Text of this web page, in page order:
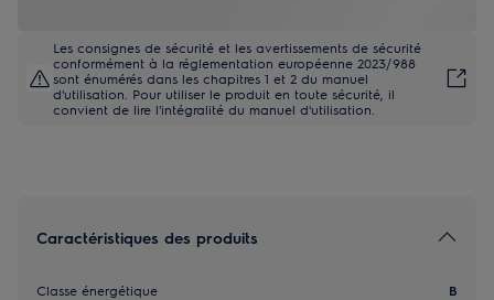
Les consignes de sécurité et les avertissements de sécurité
conformément à la réglementation européenne 2023/988
sont énumérés dans les chapitres 1 et 2 du manuel
d'utilisation. Pour utiliser le produit en toute sécurité, il
convient de lire l'intégralité du manuel d'utilisation.
Caractéristiques des produits
Classe énergétique B